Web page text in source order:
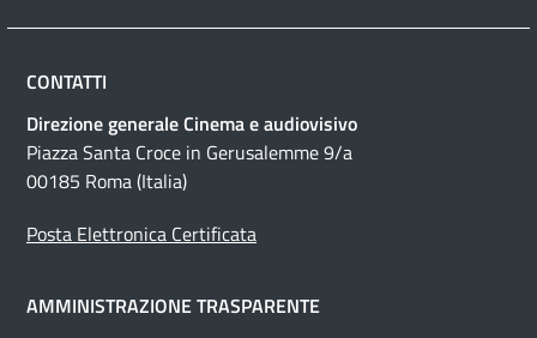
CONTATTI
Direzione generale Cinema e audiovisivo
Piazza Santa Croce in Gerusalemme 9/a
00185 Roma (Italia)
Posta Elettronica Certificata
AMMINISTRAZIONE TRASPARENTE